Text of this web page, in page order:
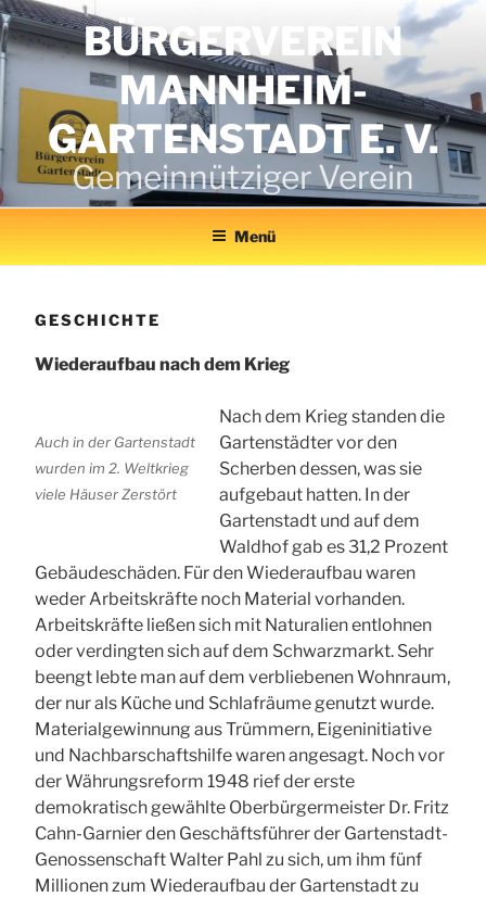
Zum
Inhalt
springen
BÜRGERVEREIN
MANNHEIM-
GARTENSTADT E. V.
Gemeinnütziger Verein
Menü
GESCHICHTE
Wiederaufbau nach dem Krieg
Auch in der Gartenstadt
wurden im 2. Weltkrieg
viele Häuser Zerstört
Nach dem Krieg standen die
Gartenstädter vor den
Scherben dessen, was sie
aufgebaut hatten. In der
Gartenstadt und auf dem
Waldhof gab es 31,2 Prozent
Gebäudeschäden. Für den Wiederaufbau waren
weder Arbeitskräfte noch Material vorhanden.
Arbeitskräfte ließen sich mit Naturalien entlohnen
oder verdingten sich auf dem Schwarzmarkt. Sehr
beengt lebte man auf dem verbliebenen Wohnraum,
der nur als Küche und Schlafräume genutzt wurde.
Materialgewinnung aus Trümmern, Eigeninitiative
und Nachbarschaftshilfe waren angesagt. Noch vor
der Währungsreform 1948 rief der erste
demokratisch gewählte Oberbürgermeister Dr. Fritz
Cahn-Garnier den Geschäftsführer der Gartenstadt-
Genossenschaft Walter Pahl zu sich, um ihm fünf
Millionen zum Wiederaufbau der Gartenstadt zu